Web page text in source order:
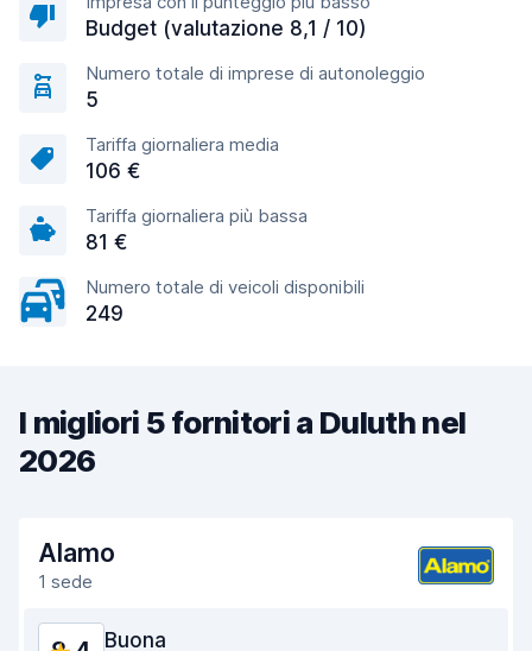
Budget (valutazione 8,1 / 10)
Numero totale di imprese di autonoleggio
5
Tariffa giornaliera media
106 €
Tariffa giornaliera più bassa
81 €
Numero totale di veicoli disponibili
249
I migliori 5 fornitori a Duluth nel
2026
Alamo
1 sede
Buona